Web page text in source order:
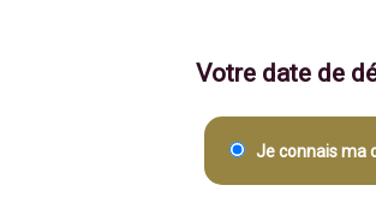
Votre date de
Je connais ma